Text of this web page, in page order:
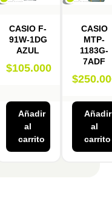
CASIO F-
91W-1DG
AZUL
$105.000
Añadir
al
carrito
CASIO
MTP-
1183G-
7ADF
$
Añadir
al
carrito